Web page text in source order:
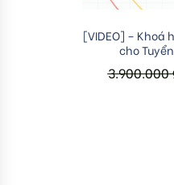
[VIDEO] – Khoá
cho
3.900.000